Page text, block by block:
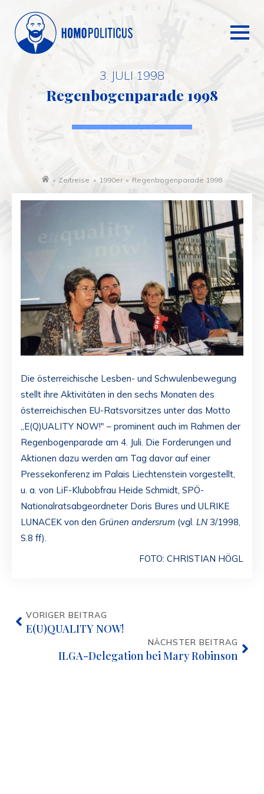
3. JULI 1998
Regenbogenparade 1998
» Zeitreise » 1990er » Regenbogenparade 1998
Die österreichische Lesben- und Schwulenbewegung
stellt ihre Aktivitäten in den sechs Monaten des
österreichischen EU-Ratsvorsitzes unter das Motto
„E(Q)UALITY NOW!" – prominent auch im Rahmen der
Regenbogenparade am 4. Juli. Die Forderungen und
Aktionen dazu werden am Tag davor auf einer
Pressekonferenz im Palais Liechtenstein vorgestellt,
u. a. von LiF-Klubobfrau Heide Schmidt, SPÖ-
Nationalratsabgeordneter Doris Bures und ULRIKE
LUNACEK von den Grünen andersrum (vgl. LN 3/1998,
S.8 ff).
FOTO: CHRISTIAN HÖGL
VORIGER BEITRAG
E(U)QUALITY NOW!
NÄCHSTER BEITRAG
ILGA-Delegation bei Mary Robinson